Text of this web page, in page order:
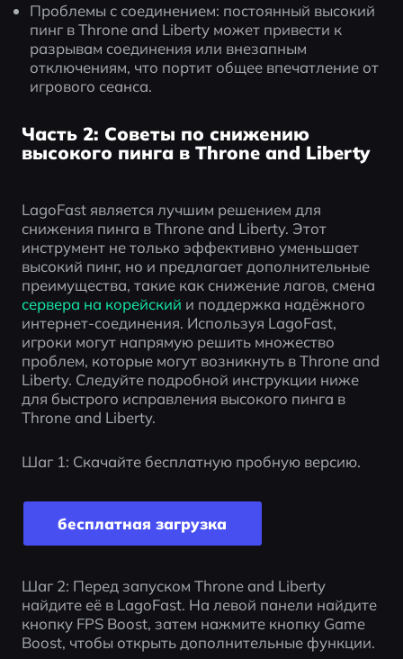
Проблемы с соединением: постоянный высокий
пинг в Throne and Liberty может привести к
разрывам соединения или внезапным
отключениям, что портит общее впечатление от
игрового сеанса.
Часть 2: Советы по снижению
высокого пинга в Throne and Liberty
LagoFast является лучшим решением для
снижения пинга в Throne and Liberty. Этот
инструмент не только эффективно уменьшает
высокий пинг, но и предлагает дополнительные
преимущества, такие как снижение лагов, смена
сервера на корейский и поддержка надёжного
интернет-соединения. Используя LagoFast,
игроки могут напрямую решить множество
проблем, которые могут возникнуть в Throne and
Liberty. Следуйте подробной инструкции ниже
для быстрого исправления высокого пинга в
Throne and Liberty.
Шаг 1: Скачайте бесплатную пробную версию.
бесплатная загрузка
Шаг 2: Перед запуском Throne and Liberty
найдите её в LagoFast. На левой панели найдите
кнопку FPS Boost, затем нажмите кнопку Game
Boost, чтобы открыть дополнительные функции.